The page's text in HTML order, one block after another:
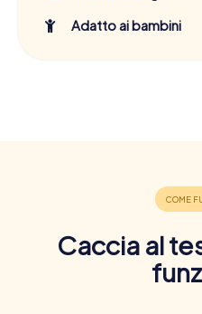
Adatto ai bambini
Caccia al